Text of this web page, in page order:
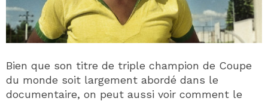
Bien que son titre de triple champion de Coupe
du monde soit largement abordé dans le
documentaire, on peut aussi voir comment le